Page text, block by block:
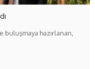
buluşmaya hazırlanan,